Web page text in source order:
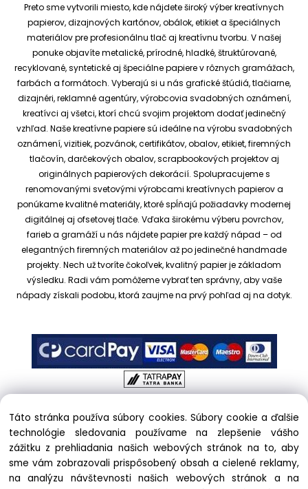
Preto sme vytvorili miesto, kde nájdete široký výber kreatívnych
papierov, dizajnových kartónov, obálok, etikiet a špeciálnych
materiálov pre profesionálnu tlač aj kreatívnu tvorbu. V našej
ponuke objavíte metalické, prírodné, hladké, štruktúrované,
recyklované, syntetické aj špeciálne papiere v rôznych gramážach,
farbách a formátoch. Vyberajú si u nás grafické štúdiá, tlačiarne,
dizajnéri, reklamné agentúry, výrobcovia svadobných oznámení,
kreatívci aj všetci, ktorí chcú svojim projektom dodať jedinečný
vzhľad. Naše kreatívne papiere sú ideálne na výrobu svadobných
oznámení, vizitiek, pozvánok, certifikátov, obalov, etikiet, firemných
tlačovín, darčekových obalov, scrapbookových projektov aj
originálnych papierových dekorácií. Spolupracujeme s
renomovanými svetovými výrobcami kreatívnych papierov a
ponúkame kvalitné materiály, ktoré spĺňajú požiadavky modernej
digitálnej aj ofsetovej tlače. Vďaka širokému výberu povrchov,
farieb a gramáží u nás nájdete papier pre každý nápad – od
elegantných firemných materiálov až po jedinečné handmade
projekty. Nech už tvoríte čokoľvek, kvalitný papier je základom
výsledku. Radi vám pomôžeme vybrať ten správny, aby vaše
nápady získali podobu, ktorá zaujme na prvý pohľad aj na dotyk.
Copyright © 2017 kreativnypapier.sk, All rights reserved |
hajekova@kreativnypapier.sk| Beckovská 38/A, 831 04
Bratislava
Odstúpenie od zmluvy:
Táto stránka používa súbory cookies. Súbory cookie a ďalšie
technológie sledovania používame na zlepšenie vášho
zážitku z prehliadania našich webových stránok na to, aby
sme vám zobrazovali prispôsobený obsah a cielené reklamy,
na analýzu návštevnosti našich webových stránok a na